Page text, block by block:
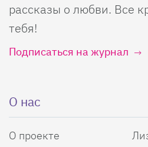
рассказы о любви. Все
тебя!
Подписаться на журнал
О нас
О проекте